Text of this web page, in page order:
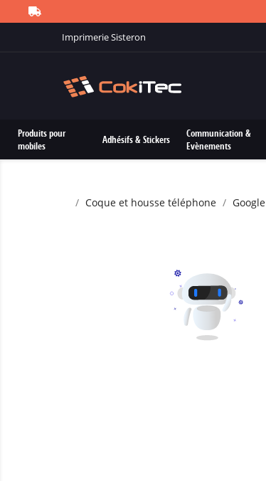
Imprimerie Sisteron
Produits pour
mobiles
Adhésifs & Stickers
Communication &
Evènements
Coque et housse téléphone Google